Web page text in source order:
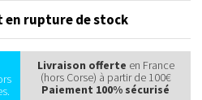
en rupture de stock
Livraison offerte en France
(hors Corse) à partir de 100€
Paiement 100% sécurisé